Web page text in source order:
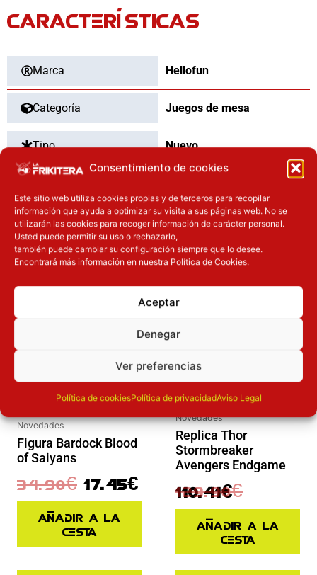
Consentimiento de cookies
Este sitio web utiliza cookies propias y de terceros para recopilar
información que ayuda a optimizar su visita a sus páginas web. No se
utilizarán las cookies para recoger información de carácter personal.
Usted puede permitir su uso o rechazarlo,
también puede cambiar su configuración siempre que lo desee.
Encontrará más información en nuestra Política de Cookies.
Aceptar
Denegar
Ver preferencias
Política de cookiesPolítica de privacidadAviso Legal
CARACTERÍSTICAS
Marca Hellofun
Categoría Juegos de mesa
Tipo Nuevo
OTROS PRODUCTOS QUE TE
PUEDEN INTERESAR
Inicie sesión
Novedades
Figura Bardock Blood
of Saiyans
34.90€
El precio original era: 34.90€.
17.45€
El precio actual es: 17.45€.
Añadir a la
cesta
Inicie sesión
Novedades
Replica Thor
Stormbreaker
Avengers Endgame
129.90€
El precio original era: 129.90€.
110.41€
El precio actual es: 110.41€.
Añadir a la
cesta